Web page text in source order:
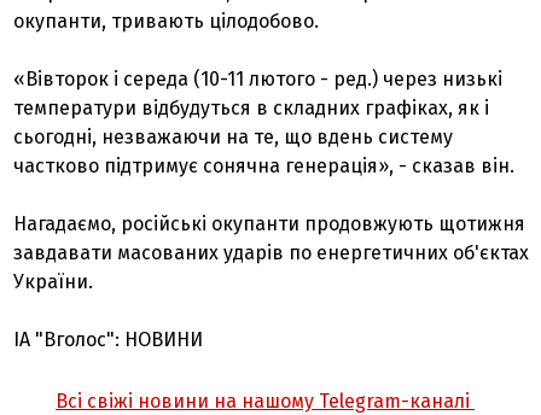
окупанти, тривають цілодобово.
«Вівторок і середа (10-11 лютого - ред.) через низькі
температури відбудуться в складних графіках, як і
сьогодні, незважаючи на те, що вдень систему
частково підтримує сонячна генерація», - сказав він.
Нагадаємо, російські окупанти продовжують щотижня
завдавати масованих ударів по енергетичних об'єктах
України.
ІА "Вголос": НОВИНИ
Всі свіжі новини на нашому Telegram-каналі